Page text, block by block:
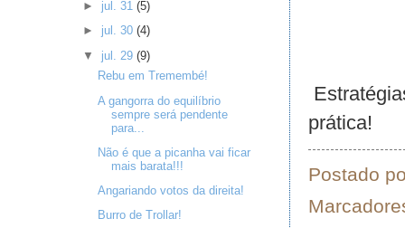
prática!
Postado
► jul. 31 (5)
► jul. 30 (4)
▼ jul. 29 (9)
Rebu em Tremembé!
A gangorra do equilíbrio
sempre será pendente
para...
Não é que a picanha vai ficar
mais barata!!!
Angariando votos da direita!
Burro de Trollar!